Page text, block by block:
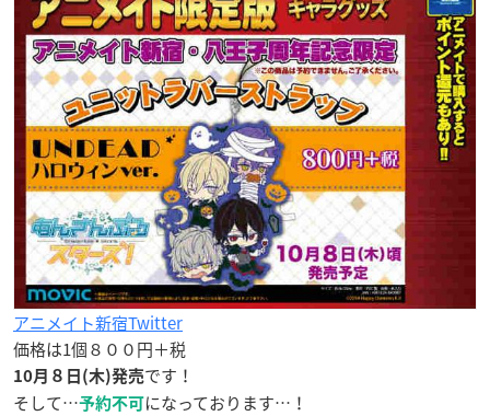
アニメイト新宿Twitter
価格は1個８００円＋税
10月８日(木)発売です！
そして…予約不可になっております…！